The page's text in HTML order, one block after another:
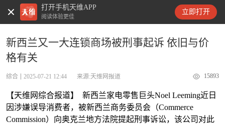
打开手机天维APP
阅读体验更佳
立即打开
天维新闻
新西兰又一大连锁商场被刑事起诉 依旧与价
格有关
综合 2025-07-21 12:44 来源:天维网报道 15893
【天维网综合报道】 新西兰家电零售巨头Noel Leeming近日
因涉嫌误导消费者，被新西兰商务委员会（Commerce
Commission）向奥克兰地方法院提起刑事诉讼，该公司对此